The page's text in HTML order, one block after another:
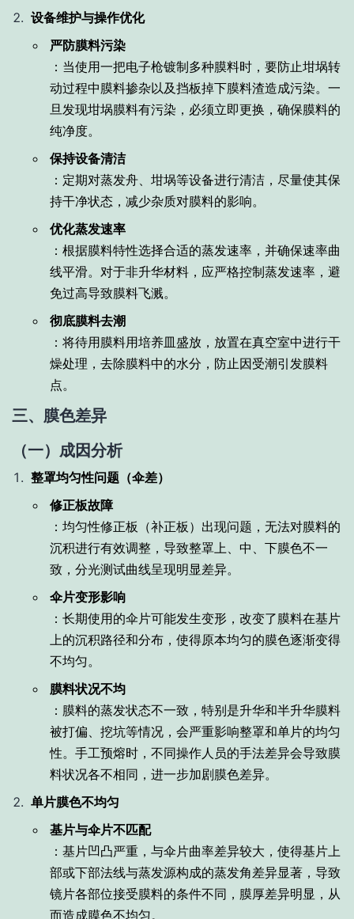
设备维护与操作优化
严防膜料污染
：当使用一把电子枪镀制多种膜料时，要防止坩埚转
动过程中膜料掺杂以及挡板掉下膜料渣造成污染。一
旦发现坩埚膜料有污染，必须立即更换，确保膜料的
纯净度。
保持设备清洁
：定期对蒸发舟、坩埚等设备进行清洁，尽量使其保
持干净状态，减少杂质对膜料的影响。
优化蒸发速率
：根据膜料特性选择合适的蒸发速率，并确保速率曲
线平滑。对于非升华材料，应严格控制蒸发速率，避
免过高导致膜料飞溅。
彻底膜料去潮
：将待用膜料用培养皿盛放，放置在真空室中进行干
燥处理，去除膜料中的水分，防止因受潮引发膜料
点。
三、膜色差异
（一）成因分析
整罩均匀性问题（伞差）
修正板故障
：均匀性修正板（补正板）出现问题，无法对膜料的
沉积进行有效调整，导致整罩上、中、下膜色不一
致，分光测试曲线呈现明显差异。
伞片变形影响
：长期使用的伞片可能发生变形，改变了膜料在基片
上的沉积路径和分布，使得原本均匀的膜色逐渐变得
不均匀。
膜料状况不均
：膜料的蒸发状态不一致，特别是升华和半升华膜料
被打偏、挖坑等情况，会严重影响整罩和单片的均匀
性。手工预熔时，不同操作人员的手法差异会导致膜
料状况各不相同，进一步加剧膜色差异。
单片膜色不均匀
基片与伞片不匹配
：基片凹凸严重，与伞片曲率差异较大，使得基片上
部或下部法线与蒸发源构成的蒸发角差异显著，导致
镜片各部位接受膜料的条件不同，膜厚差异明显，从
而造成膜色不均匀。